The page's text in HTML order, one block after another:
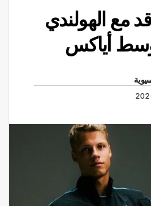
مع الهولندي
أياكس